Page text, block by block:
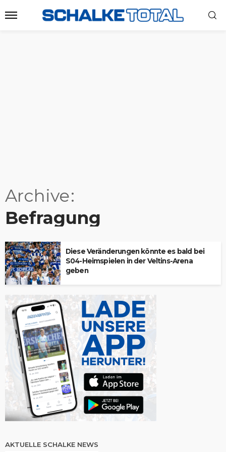
Archive
Befragung
Diese Veränderungen könnte es bald bei
S04-Heimspielen in der Veltins-Arena
geben
AKTUELLE SCHALKE NEWS